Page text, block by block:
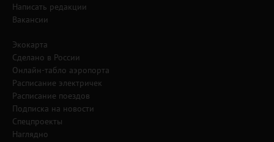
Написать редакции
Вакансии
Экокарта
Сделано в России
Онлайн-табло аэропорта
Расписание электричек
Расписание поездов
Подписка на новости
Спецпроекты
Наглядно